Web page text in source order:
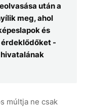
után a
meg, ahol
és
-
múltja ne csak